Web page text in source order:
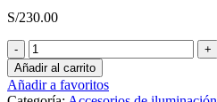
S/230.00
Lampara
Plusrite
1000W
cantidad
Añadir al carrito
Añadir a favoritos